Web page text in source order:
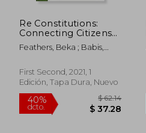
Re Constitutions:
Connecting Citizens
With the Rules of the
Game (World Citizen
Feathers, Beka ; Babis,
First Second, 2021, 1
Edición, Tapa Dura, Nuevo